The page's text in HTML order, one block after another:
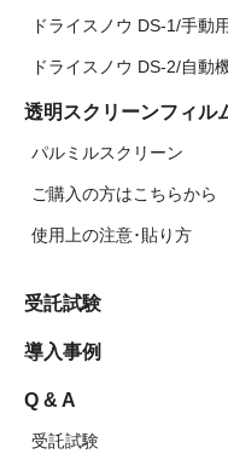
ドライスノウ DS-1/手動用
ドライスノウ DS-2/自動
透明スクリーンフィル
パルミルスクリーン
ご購入の方はこちらから
使用上の注意･貼り方
受託試験
導入事例
Q & A
受託試験